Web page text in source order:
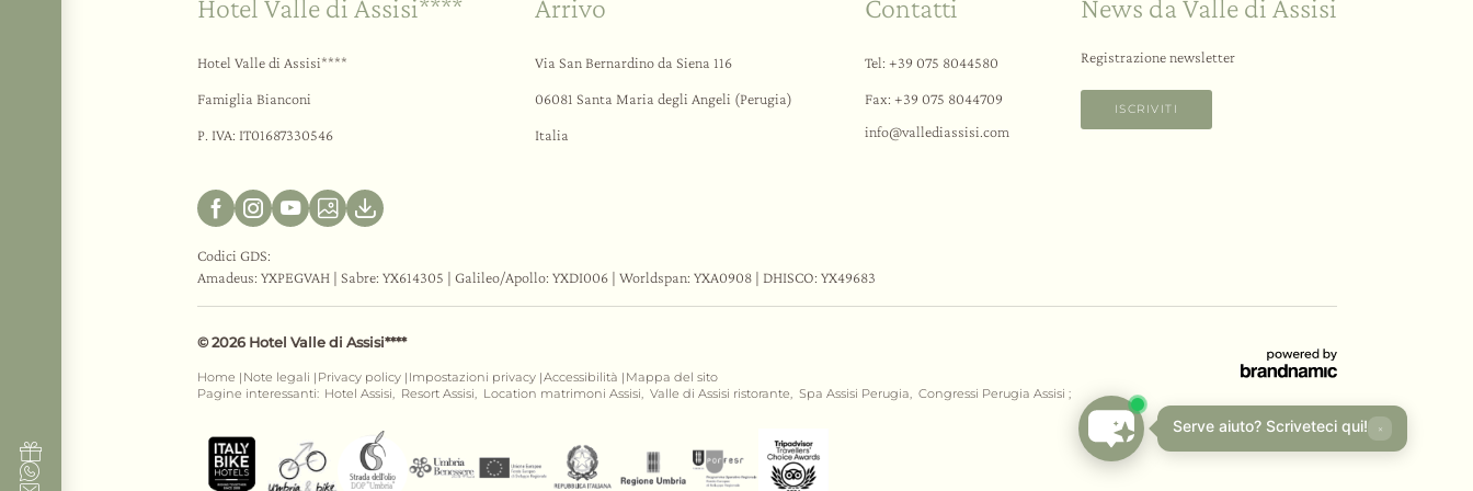
Hotel Valle di Assisi****
Hotel Valle di Assisi****
Famiglia Bianconi
P. IVA: IT01687330546
Arrivo
Via San Bernardino da Siena 116
06081 Santa Maria degli Angeli (Perugia)
Italia
Contatti
Tel: +39 075 8044580
Fax: +39 075 8044709
info@vallediassisi. com
News da Valle di Assisi
Registrazione newsletter
ISCRIVITI
Codici GDS:
Amadeus: YXPEGVAH | Sabre: YX614305 | Galileo/Apollo: YXDI006 | Worldspan: YXA0908 | DHISCO: YX49683
© 2026 Hotel Valle di Assisi****
Home | Note legali | Privacy policy | Impostazioni privacy |Accessibilità | Mappa del sito
Pagine interessanti: Hotel Assisi, Resort Assisi, Location matrimoni Assisi, Valle di Assisi ristorante, Spa Assisi Perugia, Congressi Perugia Assisi ;
Serve aiuto? Scriveteci qui! ×